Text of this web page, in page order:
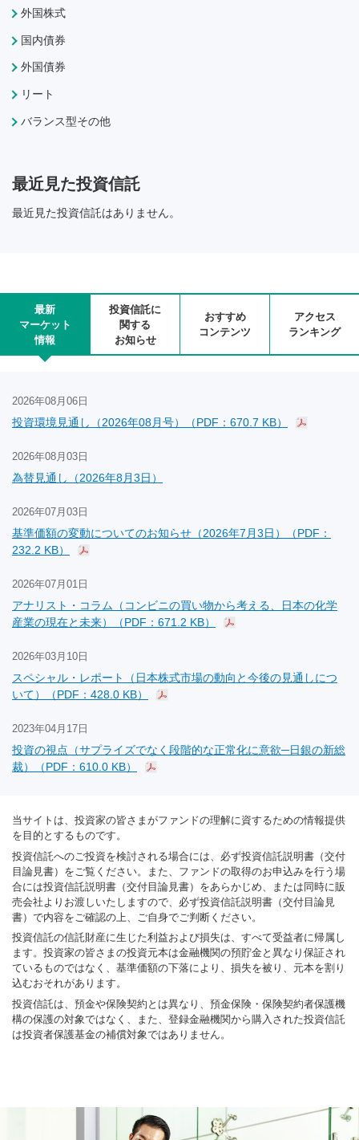
外国株式
国内債券
外国債券
リート
バランス型その他
最近見た投資信託
最近見た投資信託はありません。
最新
マーケット
情報
投資信託に
関する
お知らせ
おすすめ
コンテンツ
アクセス
ランキング
2026年08月06日
投資環境見通し（2026年08月号）（PDF：670.7 KB）
2026年08月03日
為替見通し（2026年8月3日）
2026年07月03日
基準価額の変動についてのお知らせ（2026年7月3日）（PDF：
232.2 KB）
2026年07月01日
アナリスト・コラム（コンビニの買い物から考える、日本の化学
産業の現在と未来）（PDF：671.2 KB）
2026年03月10日
スペシャル・レポート（日本株式市場の動向と今後の見通しにつ
いて）（PDF：428.0 KB）
2023年04月17日
投資の視点（サプライズでなく段階的な正常化に意欲─日銀の新総
裁）（PDF：610.0 KB）
当サイトは、投資家の皆さまがファンドの理解に資するための情報提供
を目的とするものです。
投資信託へのご投資を検討される場合には、必ず投資信託説明書（交付
目論見書）をご覧ください。また、ファンドの取得のお申込みを行う場
合には投資信託説明書（交付目論見書）をあらかじめ、または同時に販
売会社よりお渡しいたしますので、必ず投資信託説明書（交付目論見
書）で内容をご確認の上、ご自身でご判断ください。
投資信託の信託財産に生じた利益および損失は、すべて受益者に帰属し
ます。投資家の皆さまの投資元本は金融機関の預貯金と異なり保証され
ているものではなく、基準価額の下落により、損失を被り、元本を割り
込むおそれがあります。
投資信託は、預金や保険契約とは異なり、預金保険・保険契約者保護機
構の保護の対象ではなく、また、登録金融機関から購入された投資信託
は投資者保護基金の補償対象ではありません。